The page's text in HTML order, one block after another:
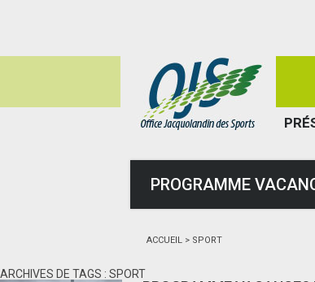
PROGRAMME
ACCUEIL > SPORT
ARCHIVES DE TAGS : SPORT